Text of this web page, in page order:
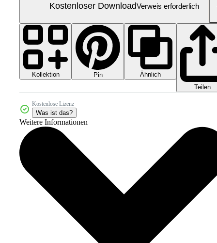
Kostenloser DownloadVerweis erforderlich
Kollektion Pin
Ähnlich
Teilen
Kostenlose Lizenz
Was ist das?
Weitere Informationen